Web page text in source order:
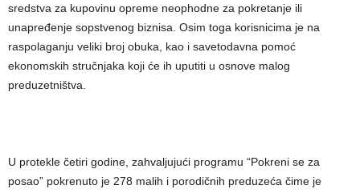
sredstva za kupovinu opreme neophodne za pokretanje ili
unapređenje sopstvenog biznisa. Osim toga korisnicima je na
raspolaganju veliki broj obuka, kao i savetodavna pomoć
ekonomskih stručnjaka koji će ih uputiti u osnove malog
preduzetništva.
U protekle četiri godine, zahvaljujući programu “Pokreni se za
posao” pokrenuto je 278 malih i porodičnih preduzeća čime je